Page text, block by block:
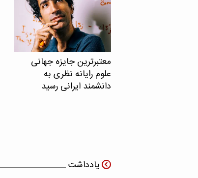
معتبرترین جایزه جهانی
علوم رایانه نظری به
دانشمند ایرانی رسید
یادداشت